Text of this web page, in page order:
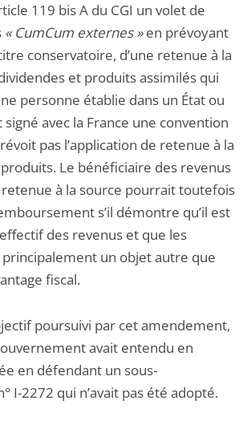
119 bis A du CGI un volet de
« CumCum externes »en prévoyant
conservatoire, d’une retenue à la
et produits assimilés qui
personne établie dans un État ou
avec la France une convention
pas l’application de retenue à la
Le bénéficiaire des revenus
à la source pourrait toutefois
s’il démontre qu’il est
des revenus et que les
un objet autre que
fiscal.
poursuivi par cet amendement,
avait entendu en
en défendant un sous-
I-2272 qui n’avait pas été adopté.